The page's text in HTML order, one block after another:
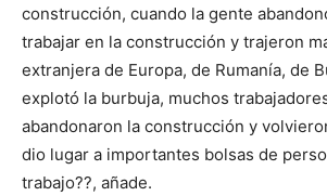
construcción, cuando la gente
trabajar en la construcción y trajeron
extranjera de Europa, de Rumanía, de
explotó la burbuja, muchos
abandonaron la construcción y
dio lugar a importantes bolsas de
trabajo??, añade.